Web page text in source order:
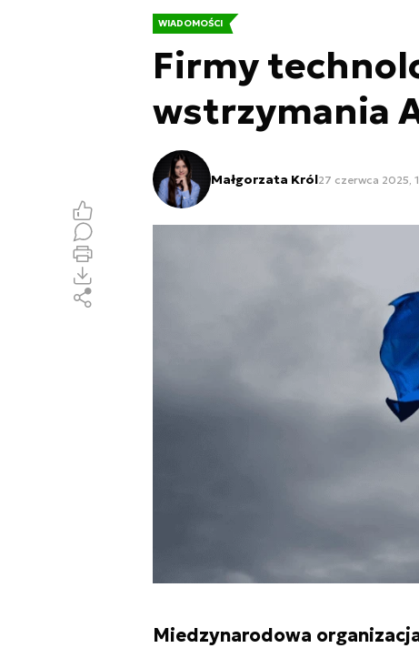
WIADOMOŚCI
Firmy
wstrzymania
Małgorzata Król27 czerwca 2025,
Miedzynarodowa